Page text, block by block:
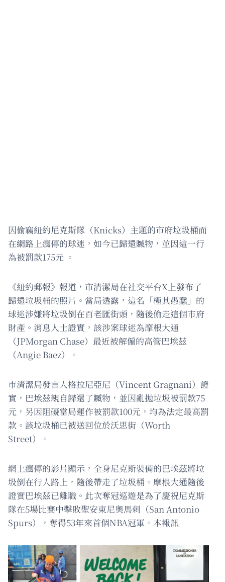
因偷竊紐約尼克斯隊（Knicks）主題的市府垃圾桶而
在網路上瘋傳的球迷，如今已歸還贓物，並因這一行
為被罰款175元 。
《紐約郵報》報道，市清潔局在社交平台X上發布了
歸還垃圾桶的照片。當局透露，這名「極其愚蠢」的
球迷涉嫌將垃圾倒在百老匯街頭，隨後偷走這個市府
財產。消息人士證實，該涉案球迷為摩根大通
（JPMorgan Chase）最近被解僱的高管巴埃茲
（Angie Baez）。
市清潔局發言人格拉尼亞尼（Vincent Gragnani）證
實，巴埃茲親自歸還了贓物，並因亂拋垃圾被罰款75
元，另因阻礙當局運作被罰款100元，均為法定最高罰
款。該垃圾桶已被送回位於沃思街（Worth
Street）。
網上瘋傳的影片顯示，全身尼克斯裝備的巴埃茲將垃
圾倒在行人路上，隨後帶走了垃圾桶。摩根大通隨後
證實巴埃茲已離職。此次奪冠巡遊是為了慶祝尼克斯
隊在5場比賽中擊敗聖安東尼奧馬刺（San Antonio
Spurs），奪得53年來首個NBA冠軍。本報訊